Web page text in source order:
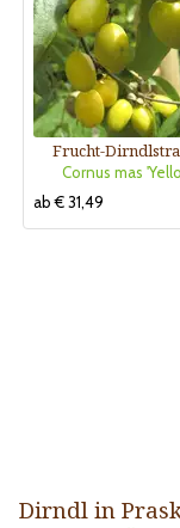
Frucht-
Cornus mas
ab € 31,49
Dirndl in